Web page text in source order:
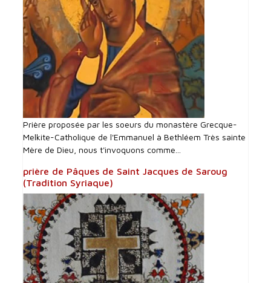
Prière proposée par les soeurs du monastère Grecque-
Melkite-Catholique de l'Emmanuel à Bethléem Très sainte
Mère de Dieu, nous t'invoquons comme...
prière de Pâques de Saint Jacques de Saroug
(Tradition Syriaque)